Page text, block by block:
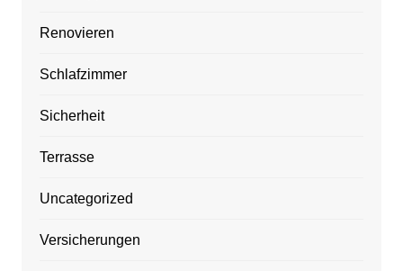
Renovieren
Schlafzimmer
Sicherheit
Terrasse
Uncategorized
Versicherungen